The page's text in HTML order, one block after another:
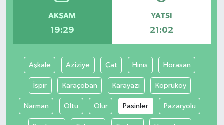
AKŞAM
19:29
YATSI
21:02
Aşkale Aziziye Çat Hınıs Horasan
İspir Karaçoban Karayazı Köprüköy
Narman Oltu Olur Pasinler Pazaryolu
İvrindi
KENT GÜNDEMİ
Kepsut
KÜLTÜR-SANAT